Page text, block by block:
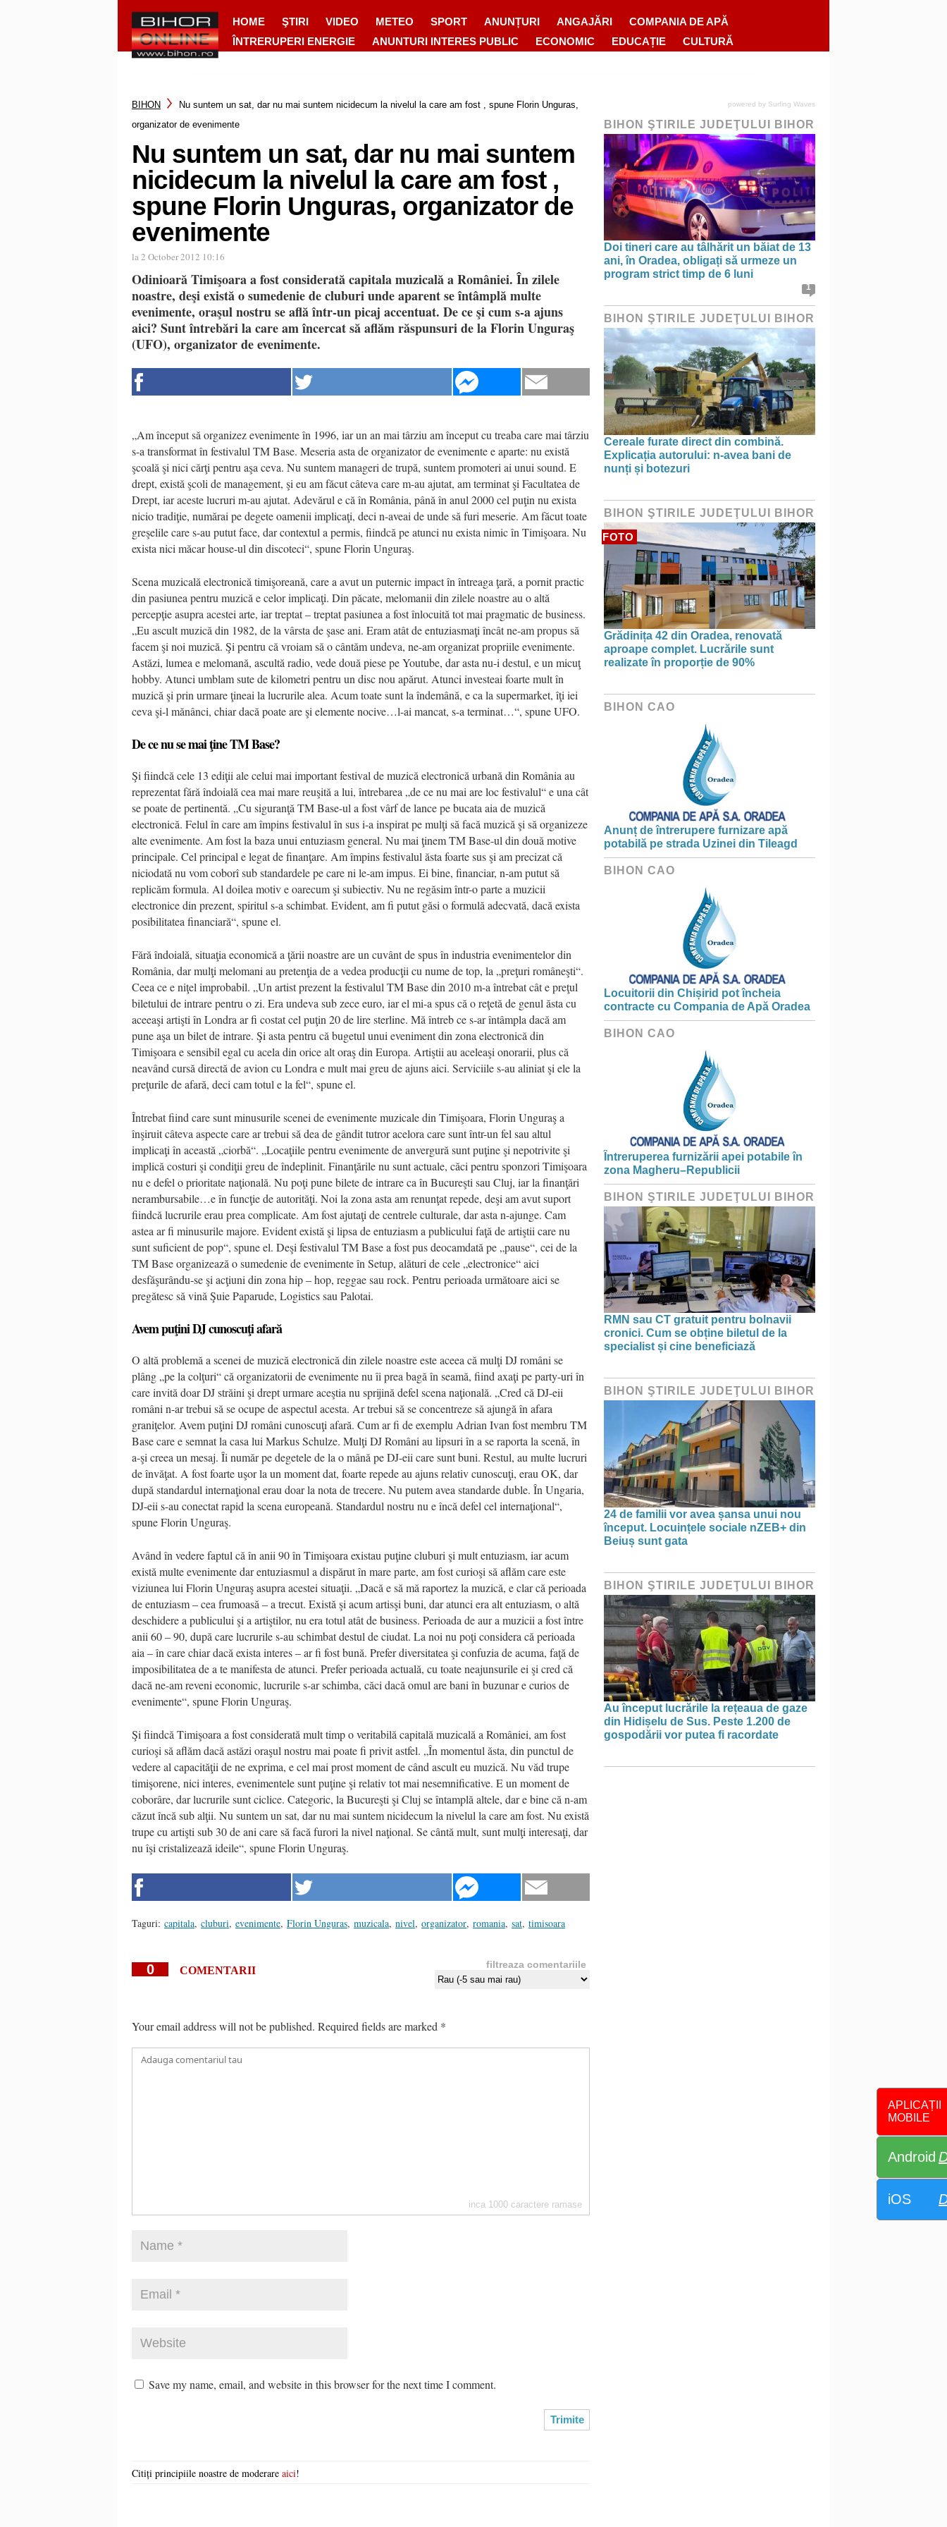
HOME ŞTIRI VIDEO METEO SPORT ANUNȚURI ANGAJĂRI
COMPANIA DE APĂ
ÎNTRERUPERI ENERGIE
ANUNTURI INTERES PUBLIC ECONOMIC EDUCAȚIE CULTURĂ
APLICAȚII
MOBILE
Android
iOS
BIHON
Nu suntem un sat, dar nu mai suntem nicidecum la nivelul la care am fost , spune Florin Unguras,
organizator de evenimente
Nu suntem un sat, dar nu mai suntem
nicidecum la nivelul la care am fost ,
spune Florin Unguras, organizator de
evenimente
la 2 October 2012 10:16
Odinioară Timişoara a fost considerată capitala muzicală a României. În zilele
noastre, deşi există o sumedenie de cluburi unde aparent se întâmplă multe
evenimente, oraşul nostru se află într-un picaj accentuat. De ce şi cum s-a ajuns
aici? Sunt întrebări la care am încercat să aflăm răspunsuri de la Florin Unguraş
(UFO), organizator de evenimente.
„Am început să organizez evenimente în 1996, iar un an mai târziu am început cu treaba care mai târziu
s-a transformat în festivalul TM Base. Meseria asta de organizator de evenimente e aparte: nu există
şcoală şi nici cărţi pentru aşa ceva. Nu suntem manageri de trupă, suntem promoteri ai unui sound. E
drept, există şcoli de management, şi eu am făcut câteva care m-au ajutat, am terminat şi Facultatea de
Drept, iar aceste lucruri m-au ajutat. Adevărul e că în România, până în anul 2000 cel puţin nu exista
nicio tradiţie, numărai pe degete oamenii implicaţi, deci n-aveai de unde să furi meserie. Am făcut toate
greşelile care s-au putut face, dar contextul a permis, fiindcă pe atunci nu exista nimic în Timişoara. Nu
exista nici măcar house-ul din discoteci“, spune Florin Unguraş.
Scena muzicală electronică timişoreană, care a avut un puternic impact în întreaga ţară, a pornit practic
din pasiunea pentru muzică e celor implicaţi. Din păcate, melomanii din zilele noastre au o altă
percepţie asupra acestei arte, iar treptat – treptat pasiunea a fost înlocuită tot mai pragmatic de business.
„Eu ascult muzică din 1982, de la vârsta de şase ani. Eram atât de entuziasmaţi încât ne-am propus să
facem şi noi muzică. Şi pentru că vroiam să o cântăm undeva, ne-am organizat propriile evenimente.
Astăzi, lumea e melomană, ascultă radio, vede două piese pe Youtube, dar asta nu-i destul, e un micuţ
hobby. Atunci umblam sute de kilometri pentru un disc nou apărut. Atunci investeai foarte mult în
muzică şi prin urmare ţineai la lucrurile alea. Acum toate sunt la îndemână, e ca la supermarket, îţi iei
ceva şi-l mănânci, chiar dacă poate are şi elemente nocive…l-ai mancat, s-a terminat…“, spune UFO.
De ce nu se mai ţine TM Base?
Şi fiindcă cele 13 ediţii ale celui mai important festival de muzică electronică urbană din România au
reprezentat fără îndoială cea mai mare reuşită a lui, întrebarea „de ce nu mai are loc festivalul“ e una cât
se poate de pertinentă. „Cu siguranţă TM Base-ul a fost vârf de lance pe bucata aia de muzică
electronică. Felul în care am împins festivalul în sus i-a inspirat pe mulţi să facă muzică şi să organizeze
alte evenimente. Am fost la baza unui entuziasm general. Nu mai ţinem TM Base-ul din două motive
principale. Cel principal e legat de finanţare. Am împins festivalul ăsta foarte sus şi am precizat că
niciodată nu vom coborî sub standardele pe care ni le-am impus. Ei bine, financiar, n-am putut să
replicăm formula. Al doilea motiv e oarecum şi subiectiv. Nu ne regăsim într-o parte a muzicii
electronice din prezent, spiritul s-a schimbat. Evident, am fi putut găsi o formulă adecvată, dacă exista
posibilitatea financiară“, spune el.
Fără îndoială, situaţia economică a ţării noastre are un cuvânt de spus în industria evenimentelor din
România, dar mulţi melomani au pretenţia de a vedea producţii cu nume de top, la „preţuri româneşti“.
Ceea ce e niţel improbabil. „Un artist prezent la festivalul TM Base din 2010 m-a întrebat cât e preţul
biletului de intrare pentru o zi. Era undeva sub zece euro, iar el mi-a spus că o reţetă de genul ăsta cu
aceeaşi artişti în Londra ar fi costat cel puţin 20 de lire sterline. Mă întreb ce s-ar întâmpla dacă am
pune aşa un bilet de intrare. Şi asta pentru că bugetul unui eveniment din zona electronică din
Timişoara e sensibil egal cu acela din orice alt oraş din Europa. Artiştii au aceleaşi onorarii, plus că
neavând cursă directă de avion cu Londra e mult mai greu de ajuns aici. Serviciile s-au aliniat şi ele la
preţurile de afară, deci cam totul e la fel“, spune el.
Întrebat fiind care sunt minusurile scenei de evenimente muzicale din Timişoara, Florin Unguraş a
înşiruit câteva aspecte care ar trebui să dea de gândit tutror acelora care sunt într-un fel sau altul
implicaţi în această „ciorbă“. „Locaţiile pentru evenimente de anvergură sunt puţine şi nepotrivite şi
implică costuri şi condiţii greu de îndeplinit. Finanţările nu sunt actuale, căci pentru sponzori Timişoara
nu e defel o prioritate naţională. Nu poţi pune bilete de intrare ca în Bucureşti sau Cluj, iar la finanţări
nerambursabile…e în funcţie de autorităţi. Noi la zona asta am renunţat repede, deşi am avut suport
fiindcă lucrurile erau prea complicate. Am fost ajutaţi de centrele culturale, dar asta n-ajunge. Cam
astea ar fi minusurile majore. Evident există şi lipsa de entuziasm a publicului faţă de artiştii care nu
sunt suficient de pop“, spune el. Deşi festivalul TM Base a fost pus deocamdată pe „pause“, cei de la
TM Base organizează o sumedenie de evenimente în Setup, alături de cele „electronice“ aici
desfăşurându-se şi acţiuni din zona hip – hop, reggae sau rock. Pentru perioada următoare aici se
pregătesc să vină Şuie Paparude, Logistics sau Palotai.
Avem puţini DJ cunoscuţi afară
O altă problemă a scenei de muzică electronică din zilele noastre este aceea că mulţi DJ români se
plâng „pe la colţuri“ că organizatorii de evenimente nu îi prea bagă în seamă, fiind axaţi pe party-uri în
care invită doar DJ străini şi drept urmare aceştia nu sprijină defel scena naţională. „Cred că DJ-eii
români n-ar trebui să se ocupe de aspectul acesta. Ar trebui să se concentreze să ajungă în afara
graniţelor. Avem puţini DJ români cunoscuţi afară. Cum ar fi de exemplu Adrian Ivan fost membru TM
Base care e semnat la casa lui Markus Schulze. Mulţi DJ Români au lipsuri în a se raporta la scenă, în
a-şi creea un mesaj. Îi număr pe degetele de la o mână pe DJ-eii care sunt buni. Restul, au multe lucruri
de învăţat. A fost foarte uşor la un moment dat, foarte repede au ajuns relativ cunoscuţi, erau OK, dar
după standardul internaţional erau doar la nota de trecere. Nu putem avea standarde duble. În Ungaria,
DJ-eii s-au conectat rapid la scena europeană. Standardul nostru nu e încă defel cel internaţional“,
spune Florin Unguraş.
Având în vedere faptul că în anii 90 în Timişoara existau puţine cluburi şi mult entuziasm, iar acum
există multe evenimente dar entuziasmul a dispărut în mare parte, am fost curioşi să aflăm care este
viziunea lui Florin Unguraş asupra acestei situaţii. „Dacă e să mă raportez la muzică, e clar că perioada
de entuziasm – cea frumoasă – a trecut. Există şi acum artisşi buni, dar atunci era alt entuziasm, o altă
deschidere a publicului şi a artiştilor, nu era totul atât de business. Perioada de aur a muzicii a fost între
anii 60 – 90, după care lucrurile s-au schimbat destul de ciudat. La noi nu poţi considera că perioada
aia – în care chiar dacă exista interes – ar fi fost bună. Prefer diversitatea şi confuzia de acuma, faţă de
imposibilitatea de a te manifesta de atunci. Prefer perioada actuală, cu toate neajunsurile ei şi cred că
dacă ne-am reveni economic, lucrurile s-ar schimba, căci dacă omul are bani în buzunar e curios de
evenimente“, spune Florin Unguraş.
Şi fiindcă Timişoara a fost considerată mult timp o veritabilă capitală muzicală a României, am fost
curioşi să aflăm dacă astăzi oraşul nostru mai poate fi privit astfel. „În momentul ăsta, din punctul de
vedere al capacităţii de ne exprima, e cel mai prost moment de când ascult eu muzică. Nu văd trupe
timişorene, nici interes, evenimentele sunt puţine şi relativ tot mai nesemnificative. E un moment de
coborâre, dar lucrurile sunt ciclice. Categoric, la Bucureşti şi Cluj se întamplă altele, dar e bine că n-am
căzut încă sub alţii. Nu suntem un sat, dar nu mai suntem nicidecum la nivelul la care am fost. Nu există
trupe cu artişti sub 30 de ani care să facă furori la nivel naţional. Se cântă mult, sunt mulţi interesaţi, dar
nu îşi cristalizează ideile“, spune Florin Unguraş.
Taguri: capitala, cluburi, evenimente, Florin Unguras, muzicala, nivel, organizator, romania, sat, timisoara
0 COMENTARII filtreaza comentariile
Your email address will not be published. Required fields are marked *
inca 1000 caractere ramase
Save my name, email, and website in this browser for the next time I comment.
Citiți principiile noastre de moderare aici!
powered by Surfing Waves
BIHON ŞTIRILE JUDEŢULUI BIHOR
Doi tineri care au tâlhărit un băiat de 13
ani, în Oradea, obligați să urmeze un
program strict timp de 6 luni
1
BIHON ŞTIRILE JUDEŢULUI BIHOR
Cereale furate direct din combină.
Explicația autorului: n-avea bani de
nunți și botezuri
BIHON ŞTIRILE JUDEŢULUI BIHOR
FOTO
Grădinița 42 din Oradea, renovată
aproape complet. Lucrările sunt
realizate în proporție de 90%
BIHON CAO
Anunț de întrerupere furnizare apă
potabilă pe strada Uzinei din Tileagd
BIHON CAO
Locuitorii din Chișirid pot încheia
contracte cu Compania de Apă Oradea
BIHON CAO
Întreruperea furnizării apei potabile în
zona Magheru–Republicii
BIHON ŞTIRILE JUDEŢULUI BIHOR
RMN sau CT gratuit pentru bolnavii
cronici. Cum se obține biletul de la
specialist și cine beneficiază
BIHON ŞTIRILE JUDEŢULUI BIHOR
24 de familii vor avea șansa unui nou
început. Locuințele sociale nZEB+ din
Beiuș sunt gata
BIHON ŞTIRILE JUDEŢULUI BIHOR
Au început lucrările la rețeaua de gaze
din Hidișelu de Sus. Peste 1.200 de
gospodării vor putea fi racordate